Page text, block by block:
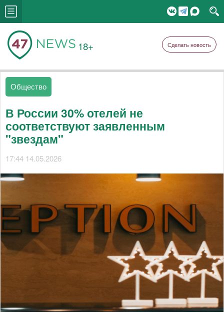
18+ Сделать новость
Общество
В России 30% отелей не
соответствуют заявленным
"звездам"
17:44 14.05.2026